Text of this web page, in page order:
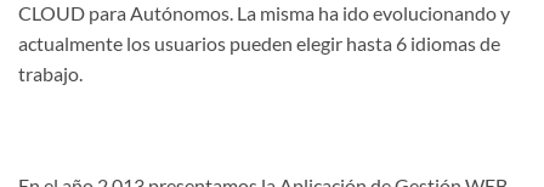
CLOUD para Autónomos. La misma ha ido evolucionando y
actualmente los usuarios pueden elegir hasta 6 idiomas de
trabajo.